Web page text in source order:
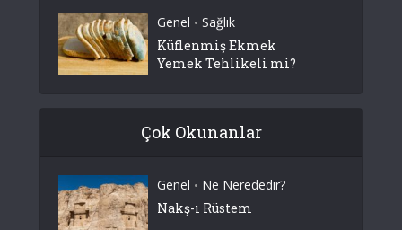
Genel • Sağlık
Küflenmiş Ekmek
Yemek Tehlikeli mi?
Çok Okunanlar
Genel • Ne Nerededir?
Nakş-ı Rüstem